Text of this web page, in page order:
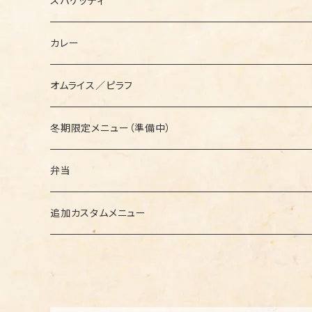
セットメニュー
カレー
セットメニュー
オムライス／ピラフ
セットメニュー
冬期限定メニュー（準備中）
セットメニュー
弁当
セットメニュー
追加カスタムメニュー